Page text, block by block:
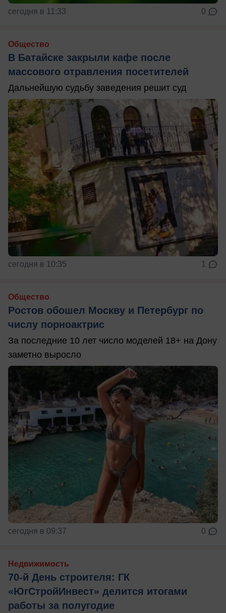
сегодня в 11:33 0
Общество
В Батайске закрыли кафе после
массового отравления посетителей
Дальнейшую судьбу заведения решит суд
сегодня в 10:35 1
Общество
Ростов обошел Москву и Петербург по
числу порноактрис
За последние 10 лет число моделей 18+ на Дону
заметно выросло
сегодня в 09:37 0
Недвижимость
70-й День строителя: ГК
«ЮгСтройИнвест» делится итогами
работы за полугодие